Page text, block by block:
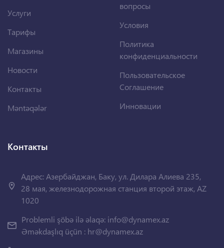
Услуги
Тарифы
Магазины
Новости
Контакты
Məntəqələr
вопросы
Условия
Политика
конфиденциальности
Пользовательское
Соглашение
Инновации
Контакты
Адрес: Азербайджан, Баку, ул. Дилара Алиева 235,
28 мая, железнодорожная станция второй этаж, AZ
1020
Problemli şöbə ilə əlaqə: info@dynamex.az
Əməkdaşlıq üçün : hr@dynamex.az